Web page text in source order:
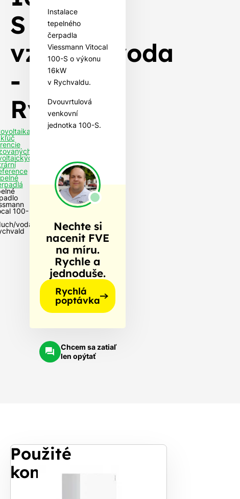
S
vzduch/voda
-
Rychvald
100-
voda
Instalace
tepelného
čerpadla
Viessmann Vitocal
100-S o výkonu
16kW
v Rychvaldu.
Dvouvrtulová
venkovní
jednotka 100-S.
Nechte si
nacenit FVE
na míru.
Rychle a
jednoduše.
Rychlá
poptávka
Chcem sa zatiaľ
len opýtať
Použité
komponenty